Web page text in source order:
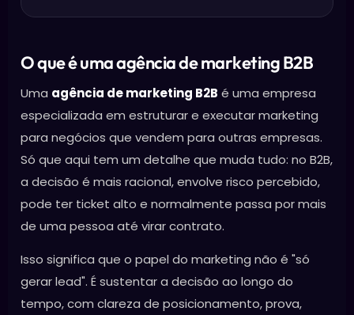
O que é uma agência de marketing B2B
Uma agência de marketing B2B é uma empresa
especializada em estruturar e executar marketing
para negócios que vendem para outras empresas.
Só que aqui tem um detalhe que muda tudo: no B2B,
a decisão é mais racional, envolve risco percebido,
pode ter ticket alto e normalmente passa por mais
de uma pessoa até virar contrato.
Isso significa que o papel do marketing não é "só
gerar lead". É sustentar a decisão ao longo do
tempo, com clareza de posicionamento, prova,